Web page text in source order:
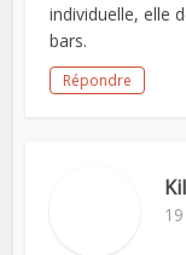
individuelle, elle
bars.
Répondre